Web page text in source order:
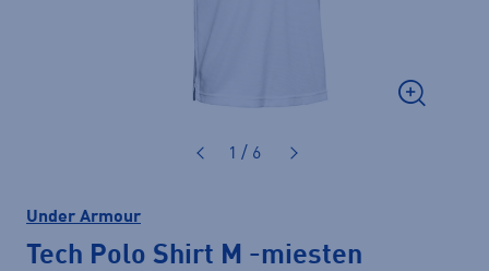
1 / 6
Under Armour
Tech Polo Shirt M -miesten